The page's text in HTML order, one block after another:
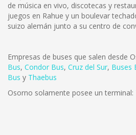
de música en vivo, discotecas y
juegos en Rahue y un boulevar
suizo alemán junto a su centro de
Empresas de buses que salen desde
Bus, Condor Bus, Cruz del Sur, Buses
Bus y Thaebus
Osorno solamente posee un terminal: